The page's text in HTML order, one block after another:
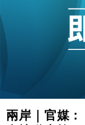
兩岸｜官媒